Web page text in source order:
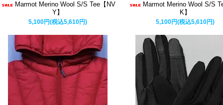
Marmot Merino Wool S/S Tee【NV
Y】
5,100円(税込5,610円)
Marmot Merino Wool S/S
K】
5,100円(税込5,610円)